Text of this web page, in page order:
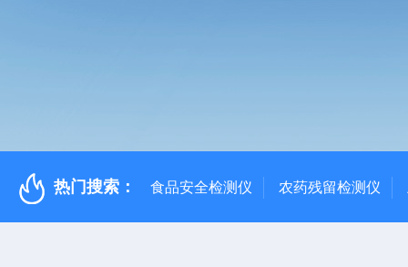
热门搜索： 食品安全检测仪 农药残留检测仪